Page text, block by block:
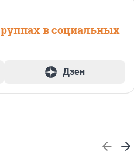
в социальных
Дзен